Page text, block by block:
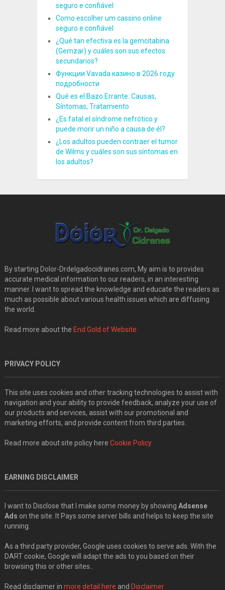
seguro e confiável
Como escolher um cassino online
seguro e confiável
¿Qué tan efectiva es la gemcitabina
(Gemzar) y cuáles son sus efectos
secundarios?
Функции Vavada казино в 2026 году
подробности
Qué es el Bazo Errante: Causas,
Síntomas, Tratamiento
¿Es fatal el síndrome nefrótico y
puede morir un niño a causa de él?
¿Los adultos pueden contraer el tumor
de Wilms y cuáles son sus síntomas en
los adultos?
By starting Dolor-Drdelgadocidranes.com, My aim is to provides
accurate medical information to our readers, in an interesting
manner. I want to spread the knowledge and educate the readers as
much as possible about various health issues which are diffusing
the world.
Read more about the End Gold of Website
PRIVACY POLICY
This site uses cookies and other tracking technologies to assist with
navigation and your ability to provide feedback, analyze your use of
our products and services, assist with our promotional and
marketing efforts, and provide content from third parties.
Read more about site policy here Cookie Policy
EARNING DISCLAIMER
I want to Disclose that I make some money by showing Adsense
Ads on the site. It Pays some server bills and helps to keep the site
running.
As a third party provider, Google uses cookies to serve ads. With the
DART cookie, Google will adapt the ads to you based on their
browsing this or other sites..
Read disclaimer in more detail here and Disclaimer